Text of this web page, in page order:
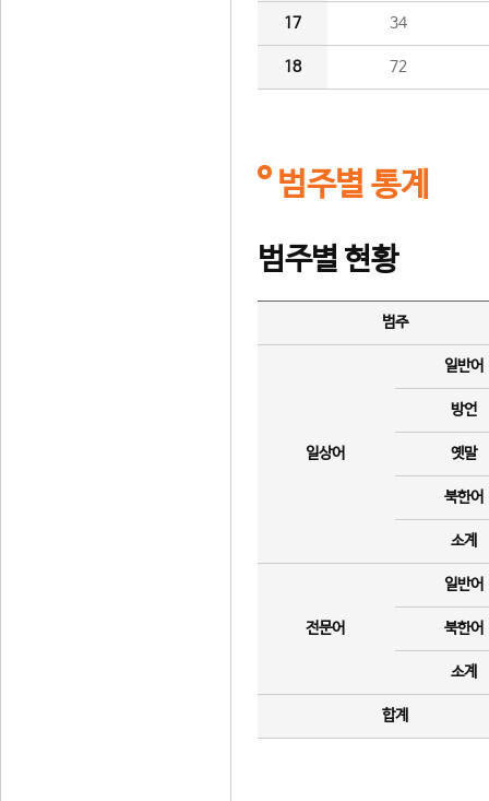
17 34
18 72
범주별 통계
범주별 현황
범주
일상어
일반어
방언
옛말
북한어
소계
전문어
일반어
북한어
소계
합계